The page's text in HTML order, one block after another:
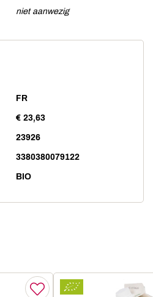
niet aanwezig
FR
€ 23,63
23926
3380380079122
BIO